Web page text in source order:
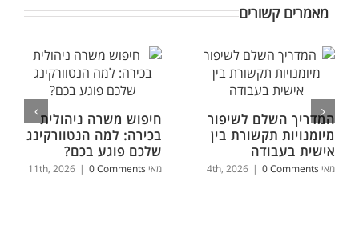
מאמרים קשורים
חיפוש משרה ניהולית
בכירה: למה הנטוורקינג
שלכם פוגע בכם?
מאי 11th, 2026 | 0 Comments
המדריך השלם לשיפור
מיומנויות תקשורת בין
אישית בעבודה
מאי 4th, 2026 | 0 Comments